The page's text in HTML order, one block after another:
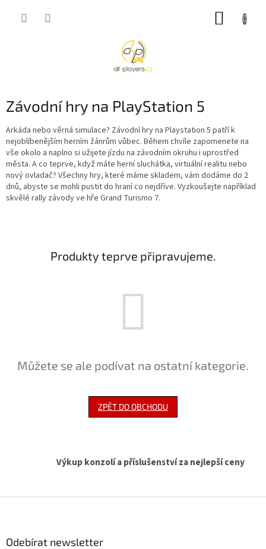
Závodní hry na PlayStation 5
Arkáda nebo věrná simulace? Závodní hry na Playstation 5 patří k
nejoblíbenějším herním žánrům vůbec. Během chvíle zapomenete na
vše okolo a naplno si užijete jízdu na závodním okruhu i uprostřed
města. A co teprve, když máte herní sluchátka, virtuální realitu nebo
nový ovladač? Všechny hry, které máme skladem, vám dodáme do 2
dnů, abyste se mohli pustit do hraní co nejdříve. Vyzkoušejte například
skvělé rally závody ve hře Grand Turismo 7.
Produkty teprve připravujeme.
Můžete se ale podívat na ostatní kategorie.
ZPĚT DO OBCHODU
Výkup konzolí a příslušenství za nejlepší ceny
Odebírat newsletter